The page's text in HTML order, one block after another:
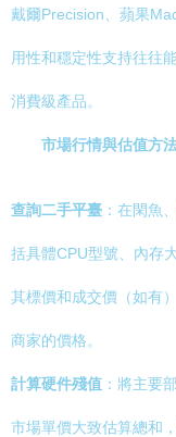
戴爾Precision、蘋果
用性和穩定性支持往往
消費級產品。
市場行情與估值方
查詢二手平臺 ：在閑魚
括具體CPU型號、內存
其標價和成交價（如有
商家的價格。
計算硬件殘值 ：將主要
市場單價大致估算總和